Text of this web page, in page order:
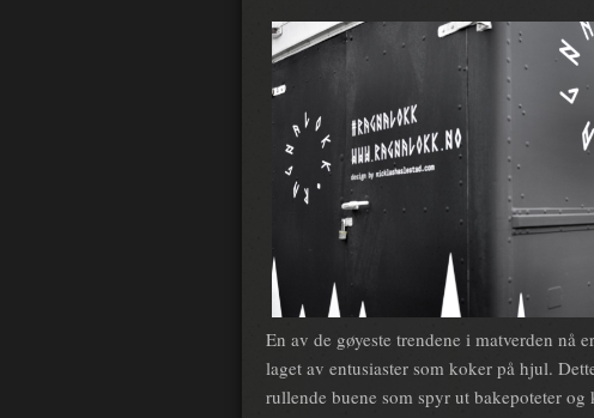
En av de gøyeste trendene i matverden nå
laget av entusiaster som koker på hjul.
rullende buene som spyr ut bakepoteter og